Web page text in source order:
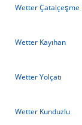
Wetter Çatalçeşme
Wetter Kayıhan
Wetter Yolçatı
Wetter Kunduzlu